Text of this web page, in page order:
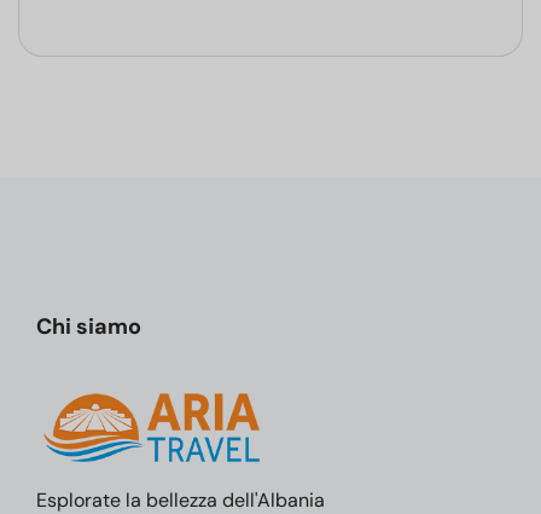
Chi siamo
Esplorate la bellezza dell'Albania